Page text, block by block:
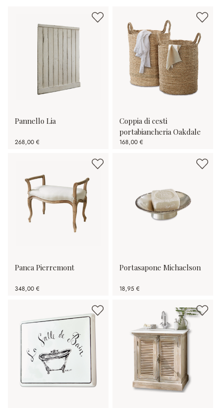
Pannello Lia
268,00 €
Coppia di cesti
portabiancheria Oakdale
168,00 €
Panca Pierremont
348,00 €
Portasapone Michaelson
18,95 €